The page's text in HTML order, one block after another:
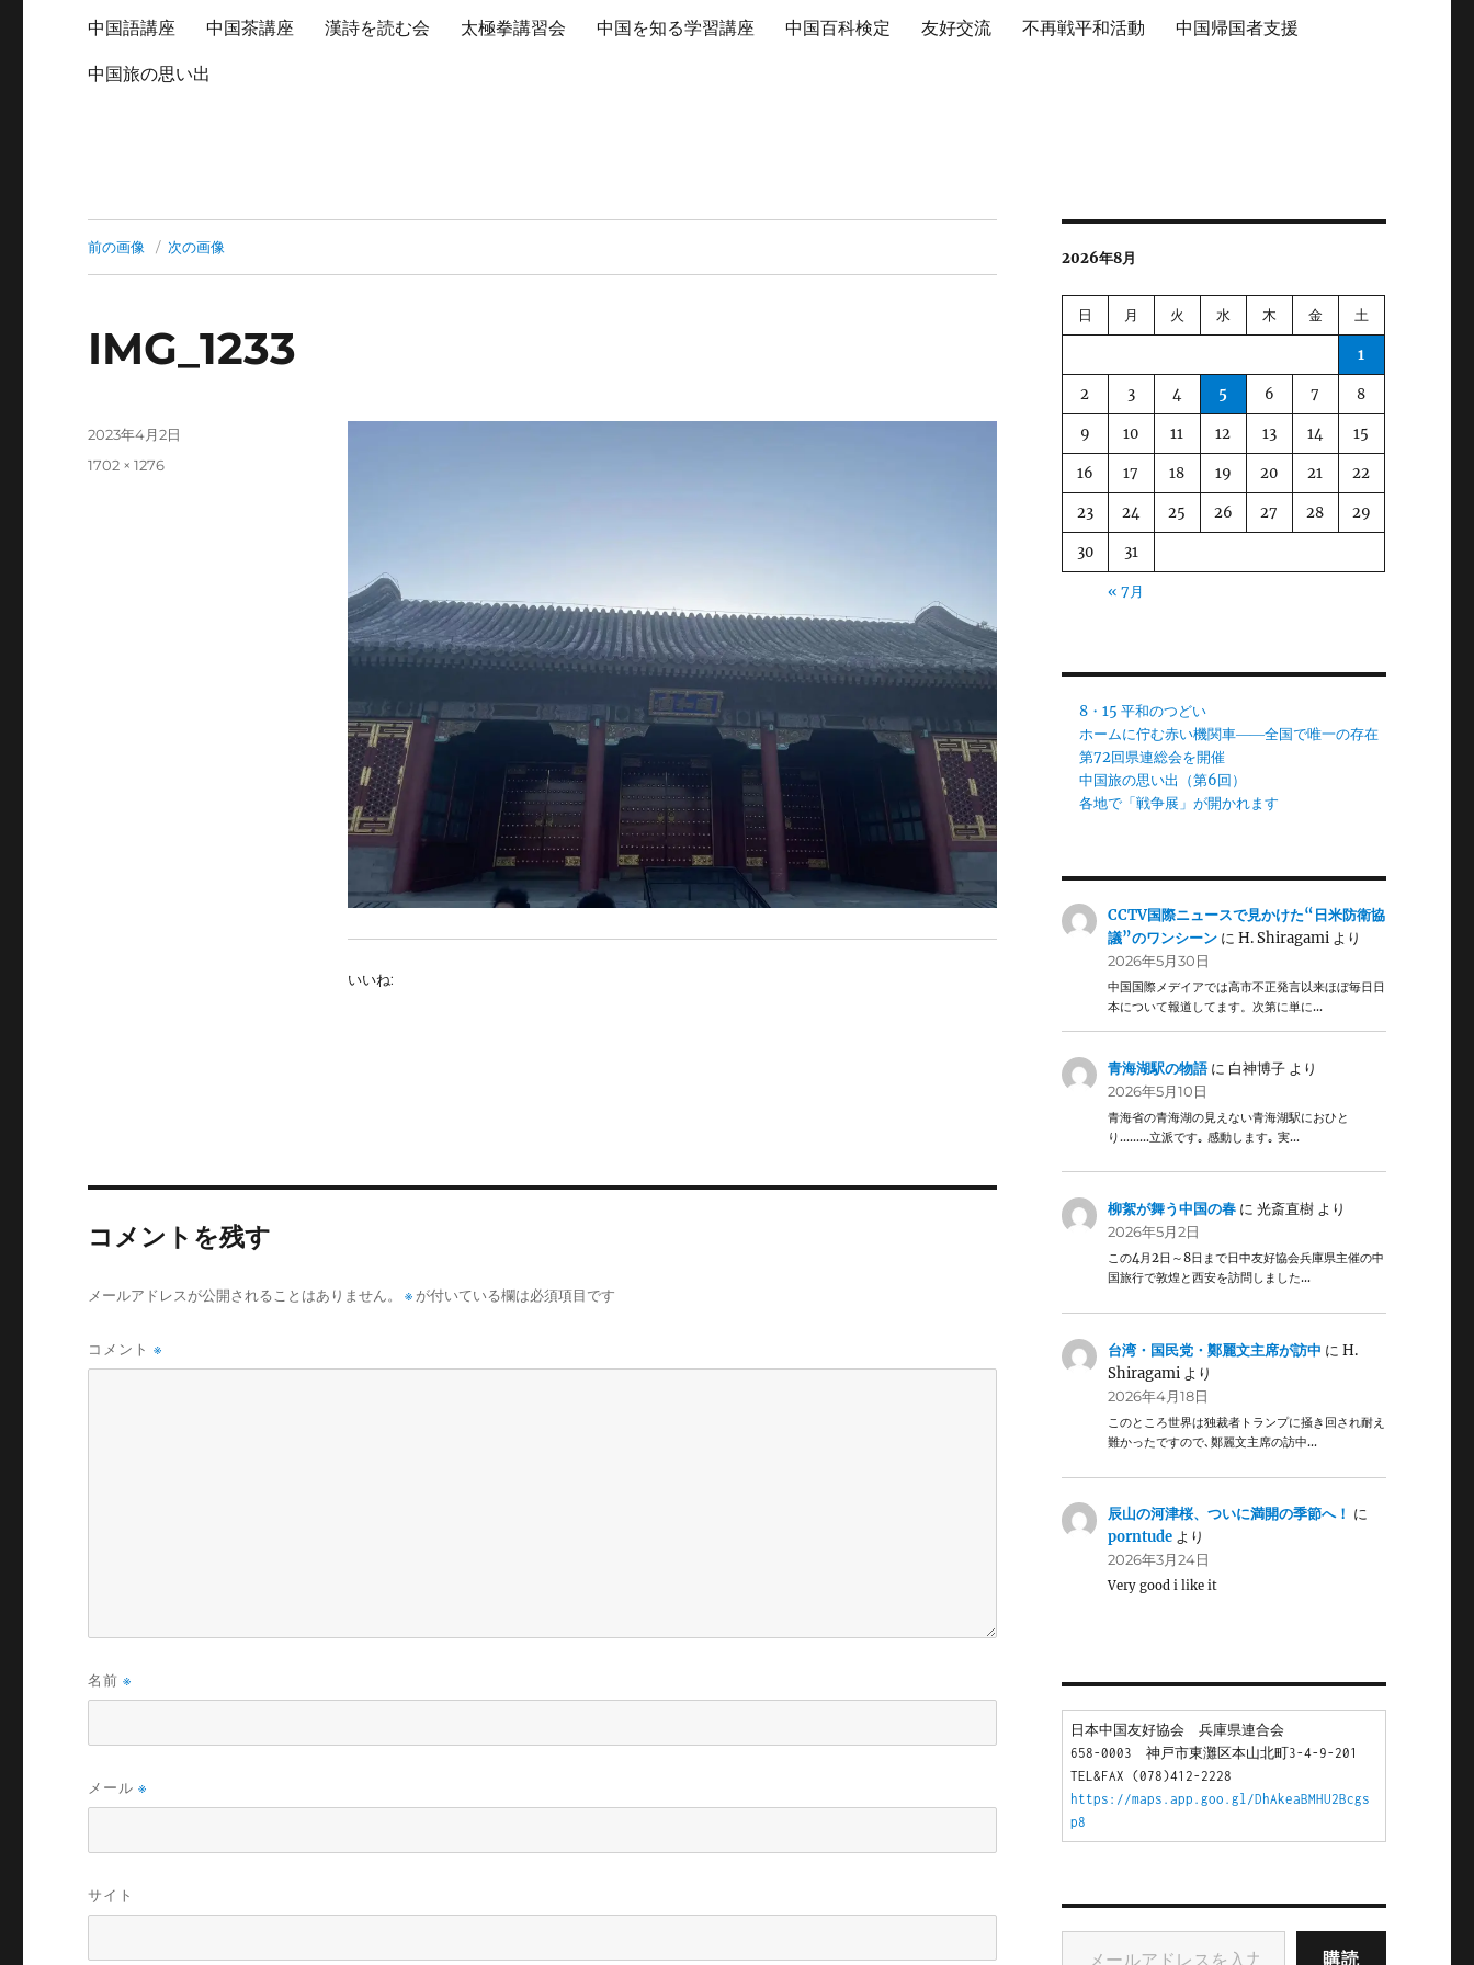
中国語講座 中国茶講座 漢詩を読む会 太極拳講習会 中国を知る学習講座 中国百科検定 友好交流 不再戦平和活動 中国帰国者支援
中国旅の思い出
前の画像 次の画像
IMG_1233
いいね:
投
2023年4月2日
フ
1702 × 1276
コメントを残す
メールアドレスが公開されることはありません。 ※ が付いている欄は必須項目です
コメント※
名前※
メール※
サイト
2026年8月
日 月 火 水 木 金 土
1
2 3 4 5 6 7 8
9 10 11 12 13 14 15
16 17 18 19 20 21 22
23 24 25 26 27 28 29
30 31
« 7月
8・15 平和のつどい
ホームに佇む赤い機関車――全国で唯一の存在
第72回県連総会を開催
中国旅の思い出（第6回）
各地で「戦争展」が開かれます
CCTV国際ニュースで見かけた“日米防衛協
議”のワンシーン にH. Shiragami より
2026年5月30日
中国国際メデイアでは高市不正発言以来ほぼ毎日日
本について報道してます。次第に単に…
青海湖駅の物語に 白神博子 より
2026年5月10日
青海省の青海湖の見えない青海湖駅におひと
り………立派です｡ 感動します｡ 実…
柳絮が舞う中国の春 に光斎直樹 より
2026年5月2日
この4月2日～8日まで日中友好協会兵庫県主催の中
国旅行で敦煌と西安を訪問しました…
台湾・国民党・鄭麗文主席が訪中 にH.
Shiragami より
2026年4月18日
このところ世界は独裁者トランプに掻き回され耐え
難かったですので､鄭麗文主席の訪中…
辰山の河津桜、ついに満開の季節へ！ に
porntude より
2026年3月24日
Very good i like it
日本中国友好協会　兵庫県連合会
658-0003　神戸市東灘区本山北町3-4-9-201
TEL&FAX (078)412-2228
https://maps.app.goo.gl/DhAkeaBMHU2Bcgs
p8
メールアドレスを入力...
購読